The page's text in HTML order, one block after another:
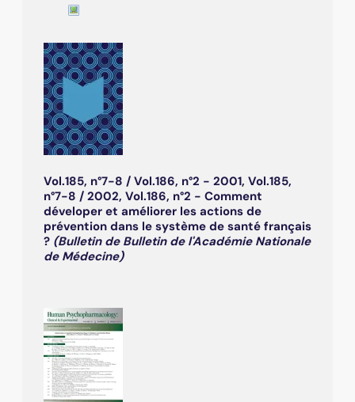
Vol.185, n°7-8 / Vol.186, n°2 - 2001, Vol.185,
n°7-8 / 2002, Vol.186, n°2 - Comment
déveloper et améliorer les actions de
prévention dans le système de santé français
? (Bulletin de Bulletin de l'Académie Nationale
de Médecine)